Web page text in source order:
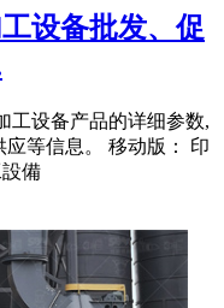
设备批发、促
工设备产品的详细参数,
等信息。 移动版： 印
備